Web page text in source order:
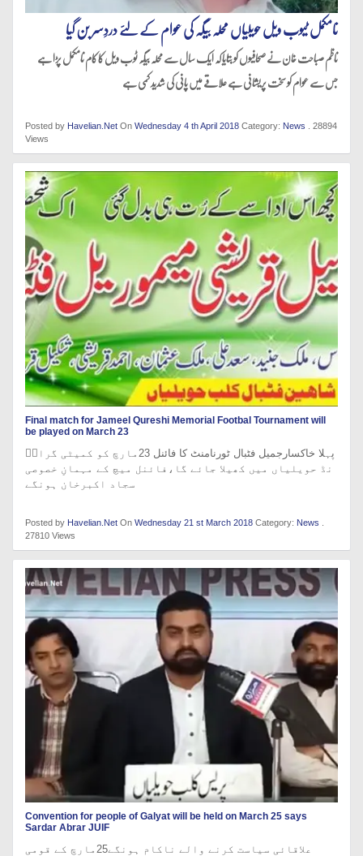
نامکمل ٹیوب ویل حویلیاں محلہ بیگہ کی عوام کے لئے دردِسر بن گیا
ناظم صباحت خان نے صحافیوں کو بتایا کہ ایک سال سے محلہ بیگہ ٹوب ویل کا کام نامکمل پڑا ہے
جس سے عوام کو سخت پریشانی ہے علاقے میں پانی کی شدید کمی ہے
Posted by Havelian.Net On Wednesday 4 th April 2018 Category: News . 28894
Views
Final match for Jameel Qureshi Memorial Footbal Tournament will
be played on March 23
پہلا خاکسارجمیل فٹبال ٹورنامنٹ کا فائنل 23مارچ کو کمیٹی گراوؑ
نڈ حویلیاں میں کھیلا جائے گا،فائنل میچ کے مہمانِ خصوصی
سجاد اکبرخان ہونگے
Posted by Havelian.Net On Wednesday 21 st March 2018 Category: News
27810 Views
Convention for people of Galyat will be held on March 25 says
Sardar Abrar JUIF
علاقائی سیاست کرنے والے ناکام ہونگے25مارچ کے قومی